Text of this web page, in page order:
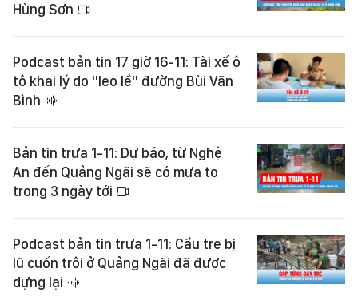
Hùng Sơn
Podcast bản tin 17 giờ 16-11: Tài xế ô
tô khai lý do "leo lề" đường Bùi Văn
Bình
Bản tin trưa 1-11: Dự báo, từ Nghệ
An đến Quảng Ngãi sẽ có mưa to
trong 3 ngày tới
Podcast bản tin trưa 1-11: Cầu tre bị
lũ cuốn trôi ở Quảng Ngãi đã được
dựng lại